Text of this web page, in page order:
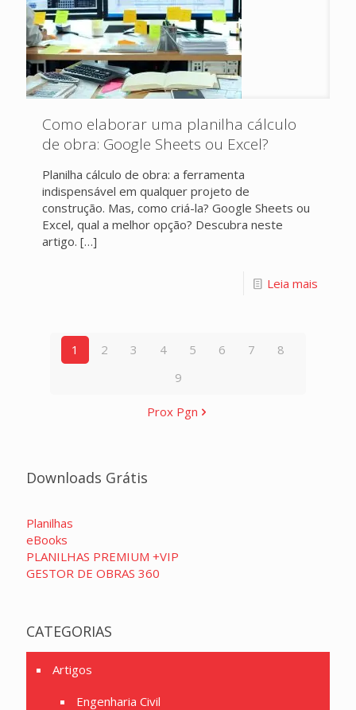
Como elaborar uma planilha cálculo
de obra: Google Sheets ou Excel?
Planilha cálculo de obra: a ferramenta
indispensável em qualquer projeto de
construção. Mas, como criá-la? Google Sheets ou
Excel, qual a melhor opção? Descubra neste
artigo. […]
Leia mais
1 2 3 4 5 6 7
8
9
Prox Pgn
Downloads Grátis
Planilhas
eBooks
PLANILHAS PREMIUM +VIP
GESTOR DE OBRAS 360
CATEGORIAS
Artigos
Engenharia Civil